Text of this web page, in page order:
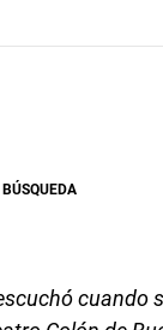
cuando